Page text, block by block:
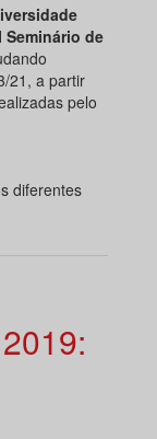
Seminário de
21, a partir
pelo
diferentes